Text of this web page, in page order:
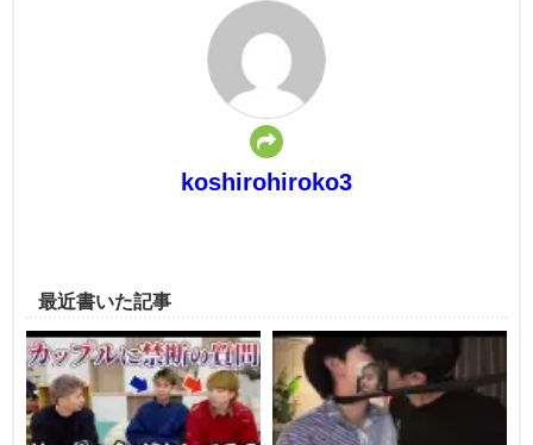
koshirohiroko3
最近書いた記事